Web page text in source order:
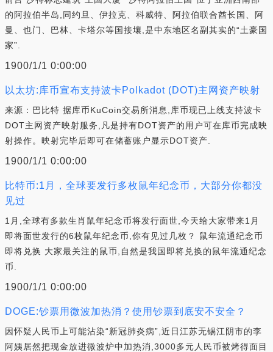
的阿拉伯半岛,同约旦、伊拉克、科威特、阿拉伯联合酋长国、阿
曼、也门、巴林、卡塔尔等国接壤,是中东地区名副其实的“土豪国
家”.
1900/1/1 0:00:00
以太坊:库币宣布支持波卡Polkadot (DOT)主网资产映射
来源：巴比特 据库币KuCoin交易所消息,库币现已上线支持波卡
DOT主网资产映射服务,凡是持有DOT资产的用户可在库币完成映
射操作。映射完毕后即可在储蓄账户显示DOT资产.
1900/1/1 0:00:00
比特币:1月，全球要发行多枚鼠年纪念币，大部分你都没
见过
1月,全球有多款生肖鼠年纪念币将发行面世,今天给大家带来1月
即将面世发行的6枚鼠年纪念币,你有见过几枚？ 鼠年流通纪念币
即将兑换 大家最关注的鼠币,自然是我国即将兑换的鼠年流通纪念
币.
1900/1/1 0:00:00
DOGE:钞票用微波加热消？使用钞票到底安不安全？
因怀疑人民币上可能沾染“新冠肺炎病”,近日江苏无锡江阴市的李
阿姨居然把现金放进微波炉中加热消,3000多元人民币被烤得面目